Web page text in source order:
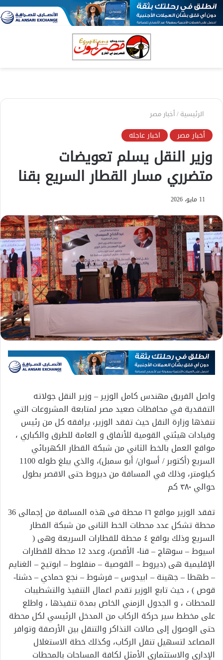
الرئيسية/أخبار مصر
أخبار مصر اخبار عاجله
وزير النقل يسلم تعويضات
متضرري مسار القطار السريع بقنا
11 مايو، 2026
واصل الفريق مهندس كامل الوزير – وزير النقل جولاته
التفقدية في محافظات صعيد مصر لمتابعة المشروعات التي
تنفذها وزارة النقل حيث تفقد الوزير، يرافقه كل من رئيس
وقيادات هيئتي القومية للأنفاق و العامة للطرق والكباري ،
مواقع العمل بالخط الثاني من شبكة القطار الكهربائي
السريع (أكتوبر / أسوان/ أبو سمبل)، والذي يبلغ طوله 1100
كيلومتر، وذلك في المسافة من ديروط حتى الاقصر بطول
حوالي ٣٨٠ كم
تفقد الوزير مواقع ١٦ محطة فى هذه المسافة من إجمالى 36
محطة تشكل عدد محطات الخط الثانى من شبكة القطار
السريع وذلك بواقع ٤ محطة للقطارات السريعة وهى (
اسيوط – سوهاج – قنا- الأقصر)، وعدد 12 محطة للقطارات
الإقليمية هى (ديروط – القوصية – منفلوط – ابوتيج – الغنايم
– طهطا – جهينة – ابيدوس – فرشوط – نجع حمادي – دشنا-
قوص ) ، حيث تابع الوزير تقدم اعمال التنفيذ والتشطيبات
للمحطات ، و الجدول الزمني الخاص بمدة تنفيذها ، واطلع
على مخطط سير حركة الركاب من المدخل الرئيسي لكل محطة
حتى الوصول إلى صالات التذاكر والتنقل بين الأرصفة وتوافر
المصاعد لتسهيل تنقل الركاب، وكذلك خطة الاستغلال
الإداري والاستثماري الأمثل لكافة المساحات بالمحطات